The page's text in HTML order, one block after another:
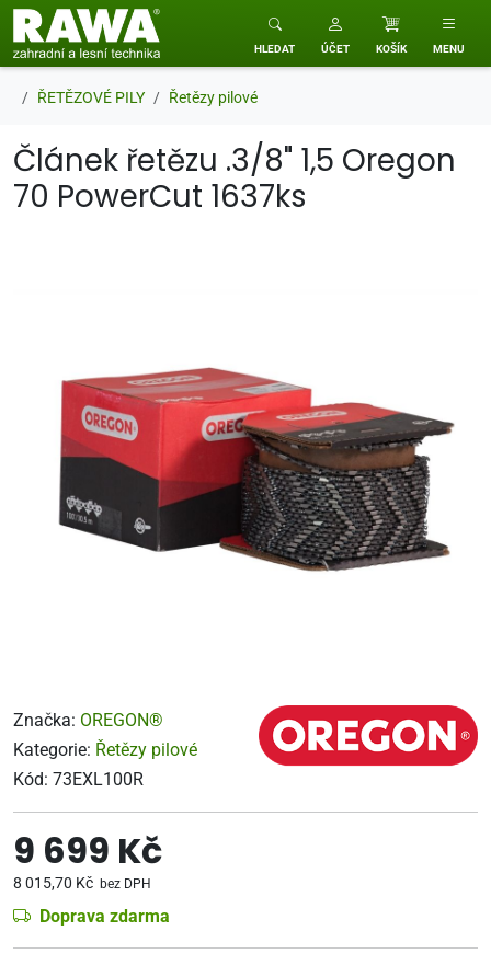
RAWA zahradní a lesní technika
HLEDAT ÚČET KOŠÍK MENU
ŘETĚZOVÉ PILY Řetězy pilové
Článek řetězu .3/8" 1,5 Oregon
70 PowerCut 1637ks
Značka: OREGON®
Kategorie: Řetězy pilové
Kód: 73EXL100R
9 699 Kč
8 015,70 Kč bez DPH
Doprava zdarma